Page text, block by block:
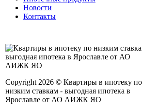
Новости
Контакты
Copyright 2026 © Квартиры в ипотеку по
низким ставкам - выгодная ипотека в
Ярославле от АО АИЖК ЯО